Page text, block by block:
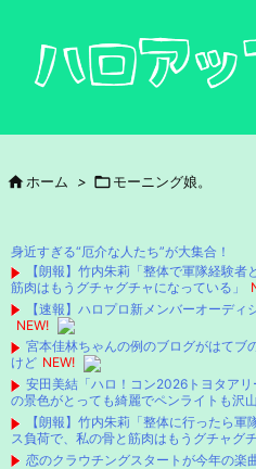
 ホーム > モーニング娘。
身近すぎる“厄介な人たち”が大集合！
【朗報】竹内朱莉「整体で軍隊経験
筋肉はもうグチャグチャになっている」
【速報】ハロプロ新メンバーオー
NEW!
宮本佳林ちゃんの例のブログがはてブ
けど NEW!
安田美結「ハロ！コン2026トヨタア
の景色がとっても綺麗でペンライトも沢
【朗報】竹内朱莉「整体に行ったら
ス負荷で、私の骨と筋肉はもうグチャグ
恋のクラウチングスタートが今年の楽